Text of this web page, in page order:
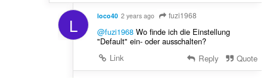
L loco40 2 years ago fuzi1968
@fuzi1968Wo finde ich die Einstellung
"Default" ein- oder ausschalten?
Link
Reply Quote